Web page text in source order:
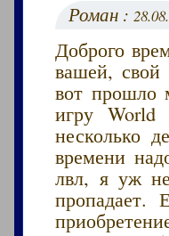
Роман :
Доброго
вашей, свой
вот прошло
игру World
несколько
времени
лвл, я уж
пропадает.